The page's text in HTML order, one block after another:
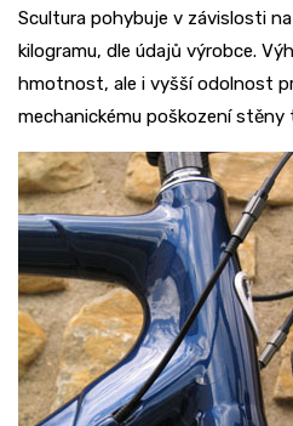
Scultura pohybuje v závislosti na
kilogramu, dle údajů výrobce.
hmotnost, ale i vyšší odolnost
mechanickému poškození stěny